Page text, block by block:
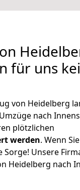
für uns
von Heidelberg
nach
plötzlichen
werden. Wenn
Unsere
Heidelberg nach